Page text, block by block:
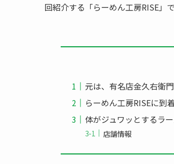
回紹介する「らーめん工房RISE」で
元は、有名店金久右衛
らーめん工房RISEに到
体がジュワッとするラ
店舗情報